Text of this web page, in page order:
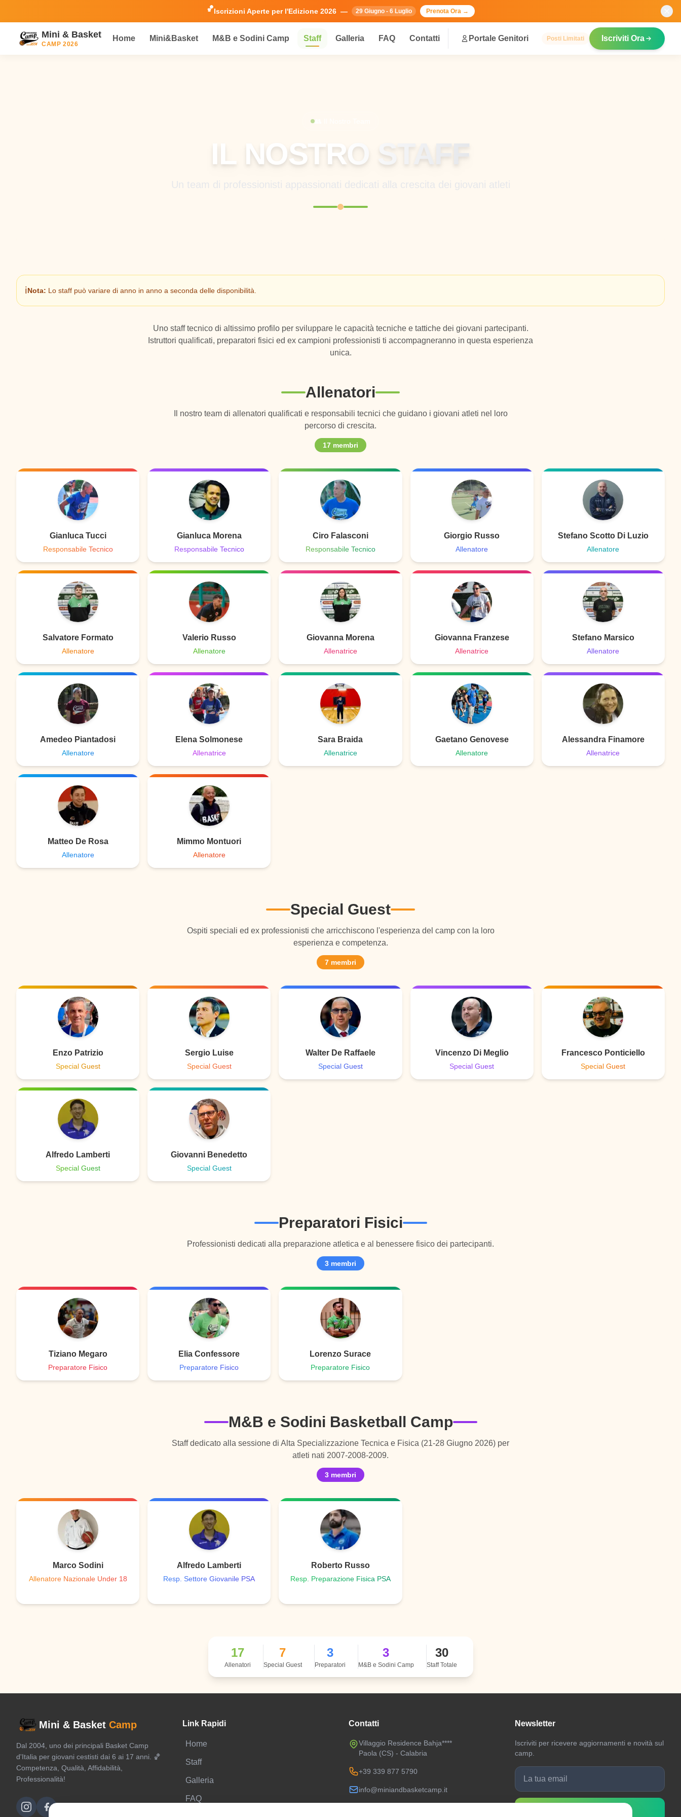
🏀Iscrizioni Aperte per l'Edizione 2026 — 29 Giugno - 6 Luglio Prenota Ora →
Mini & Basket
CAMP 2026
Home Mini&Basket M&B e Sodini Camp Staff Galleria FAQ Contatti Portale Genitori Posti Limitati Iscriviti Ora
IL NOSTRO STAFF
Un team di professionisti appassionati dedicati alla crescita dei giovani atleti
ℹ️Nota: Lo staff può variare di anno in anno a seconda delle disponibilità.
Uno staff tecnico di altissimo profilo per sviluppare le capacità tecniche e tattiche dei giovani partecipanti.
Istruttori qualificati, preparatori fisici ed ex campioni professionisti ti accompagneranno in questa esperienza
unica.
Allenatori
Il nostro team di allenatori qualificati e responsabili tecnici che guidano i giovani atleti nel loro
percorso di crescita.
17 membri
Gianluca Tucci
Responsabile Tecnico
Gianluca Morena
Responsabile Tecnico
Ciro Falasconi
Responsabile Tecnico
Giorgio Russo
Allenatore
Stefano Scotto Di Luzio
Allenatore
Salvatore Formato
Allenatore
Valerio Russo
Allenatore
Giovanna Morena
Allenatrice
Giovanna Franzese
Allenatrice
Stefano Marsico
Allenatore
Amedeo Piantadosi
Allenatore
Elena Solmonese
Allenatrice
Sara Braida
Allenatrice
Gaetano Genovese
Allenatore
Alessandra Finamore
Allenatrice
Matteo De Rosa
Allenatore
Mimmo Montuori
Allenatore
Special Guest
Ospiti speciali ed ex professionisti che arricchiscono l'esperienza del camp con la loro
esperienza e competenza.
7 membri
Enzo Patrizio
Special Guest
Sergio Luise
Special Guest
Walter De Raffaele
Special Guest
Vincenzo Di Meglio
Special Guest
Francesco Ponticiello
Special Guest
Alfredo Lamberti
Special Guest
Giovanni Benedetto
Special Guest
Preparatori Fisici
Professionisti dedicati alla preparazione atletica e al benessere fisico dei partecipanti.
3 membri
Tiziano Megaro
Preparatore Fisico
Elia Confessore
Preparatore Fisico
Lorenzo Surace
Preparatore Fisico
M&B e Sodini Basketball Camp
Staff dedicato alla sessione di Alta Specializzazione Tecnica e Fisica (21-28 Giugno 2026) per
atleti nati 2007-2008-2009.
3 membri
Marco Sodini
Allenatore Nazionale Under 18
Alfredo Lamberti
Resp. Settore Giovanile PSA
Roberto Russo
Resp. Preparazione Fisica PSA
17
Allenatori
7
Special Guest
3
Preparatori
3
M&B e Sodini Camp
30
Staff Totale
Mini & Basket Camp
Dal 2004, uno dei principali Basket Camp
d'Italia per giovani cestisti dai 6 ai 17 anni. 🏀
Competenza, Qualità, Affidabilità,
Professionalità!
Link Rapidi
Home
Staff
Galleria
FAQ
Contatti
Villaggio Residence Bahja****
Paola (CS) - Calabria
+39 339 877 5790
info@miniandbasketcamp.it
Newsletter
Iscriviti per ricevere aggiornamenti e novità sul
camp.